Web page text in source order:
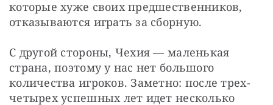
которые хуже своих предшественников,
отказываются играть за сборную.
С другой стороны, Чехия — маленькая
страна, поэтому у нас нет большого
количества игроков. Заметно: после трех-
четырех успешных лет идет несколько